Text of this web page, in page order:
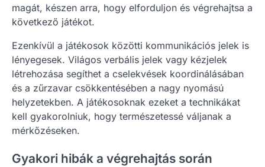
magát, készen arra, hogy elforduljon és végrehajtsa a
következő játékot.
Ezenkívül a játékosok közötti kommunikációs jelek is
lényegesek. Világos verbális jelek vagy kézjelek
létrehozása segíthet a cselekvések koordinálásában
és a zűrzavar csökkentésében a nagy nyomású
helyzetekben. A játékosoknak ezeket a technikákat
kell gyakorolniuk, hogy természetessé váljanak a
mérkőzéseken.
Gyakori hibák a végrehajtás során